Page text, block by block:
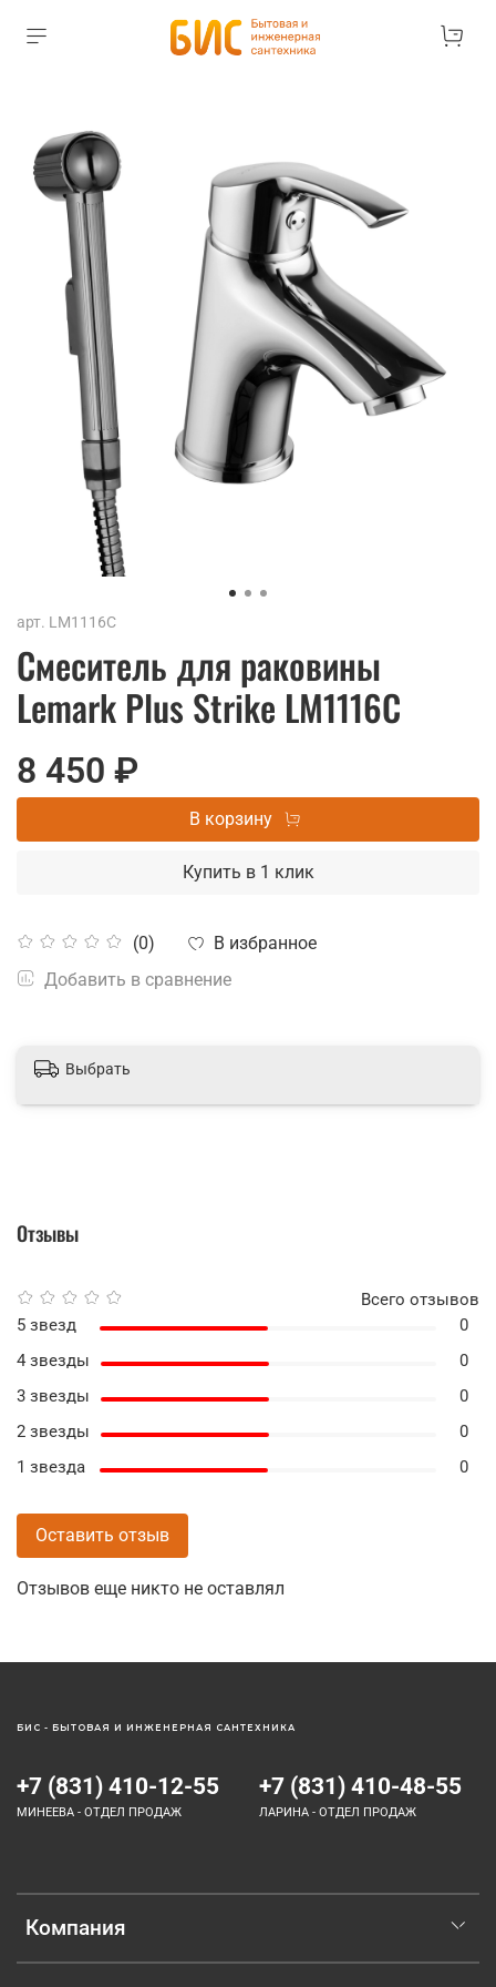
арт. LM1116C
Смеситель для раковины
Lemark Plus Strike LM1116C
(0)
В избранное
Добавить в сравнение
8 450 ₽
В корзину
Купить в 1 клик
Выбрать
Отзывы
Отзывов еще никто не оставлял
Всего отзывов
5 звезд
0
4 звезды
0
3 звезды
0
2 звезды
0
1 звезда
0
Оставить отзыв
Компания
+7 (831) 410-12-55
МИНЕЕВА - ОТДЕЛ ПРОДАЖ
+7 (831) 410-48-55
ЛАРИНА - ОТДЕЛ ПРОДАЖ
БИС - БЫТОВАЯ И ИНЖЕНЕРНАЯ САНТЕХНИКА